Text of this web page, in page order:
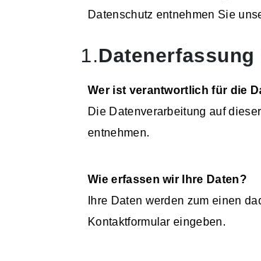
Datenschutz entnehmen Sie
1.
Wer ist verantwortlich für die
Die Datenverarbeitung auf
entnehmen.
Wie erfassen wir Ihre Daten?
Ihre Daten werden zum einen
Kontaktformular eingeben.